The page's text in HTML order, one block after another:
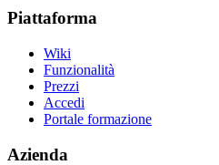
Piattaforma
Wiki
Funzionalità
Prezzi
Accedi
Portale formazione
Azienda